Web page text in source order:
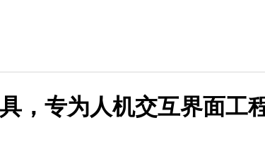
，专为人机交互界面工